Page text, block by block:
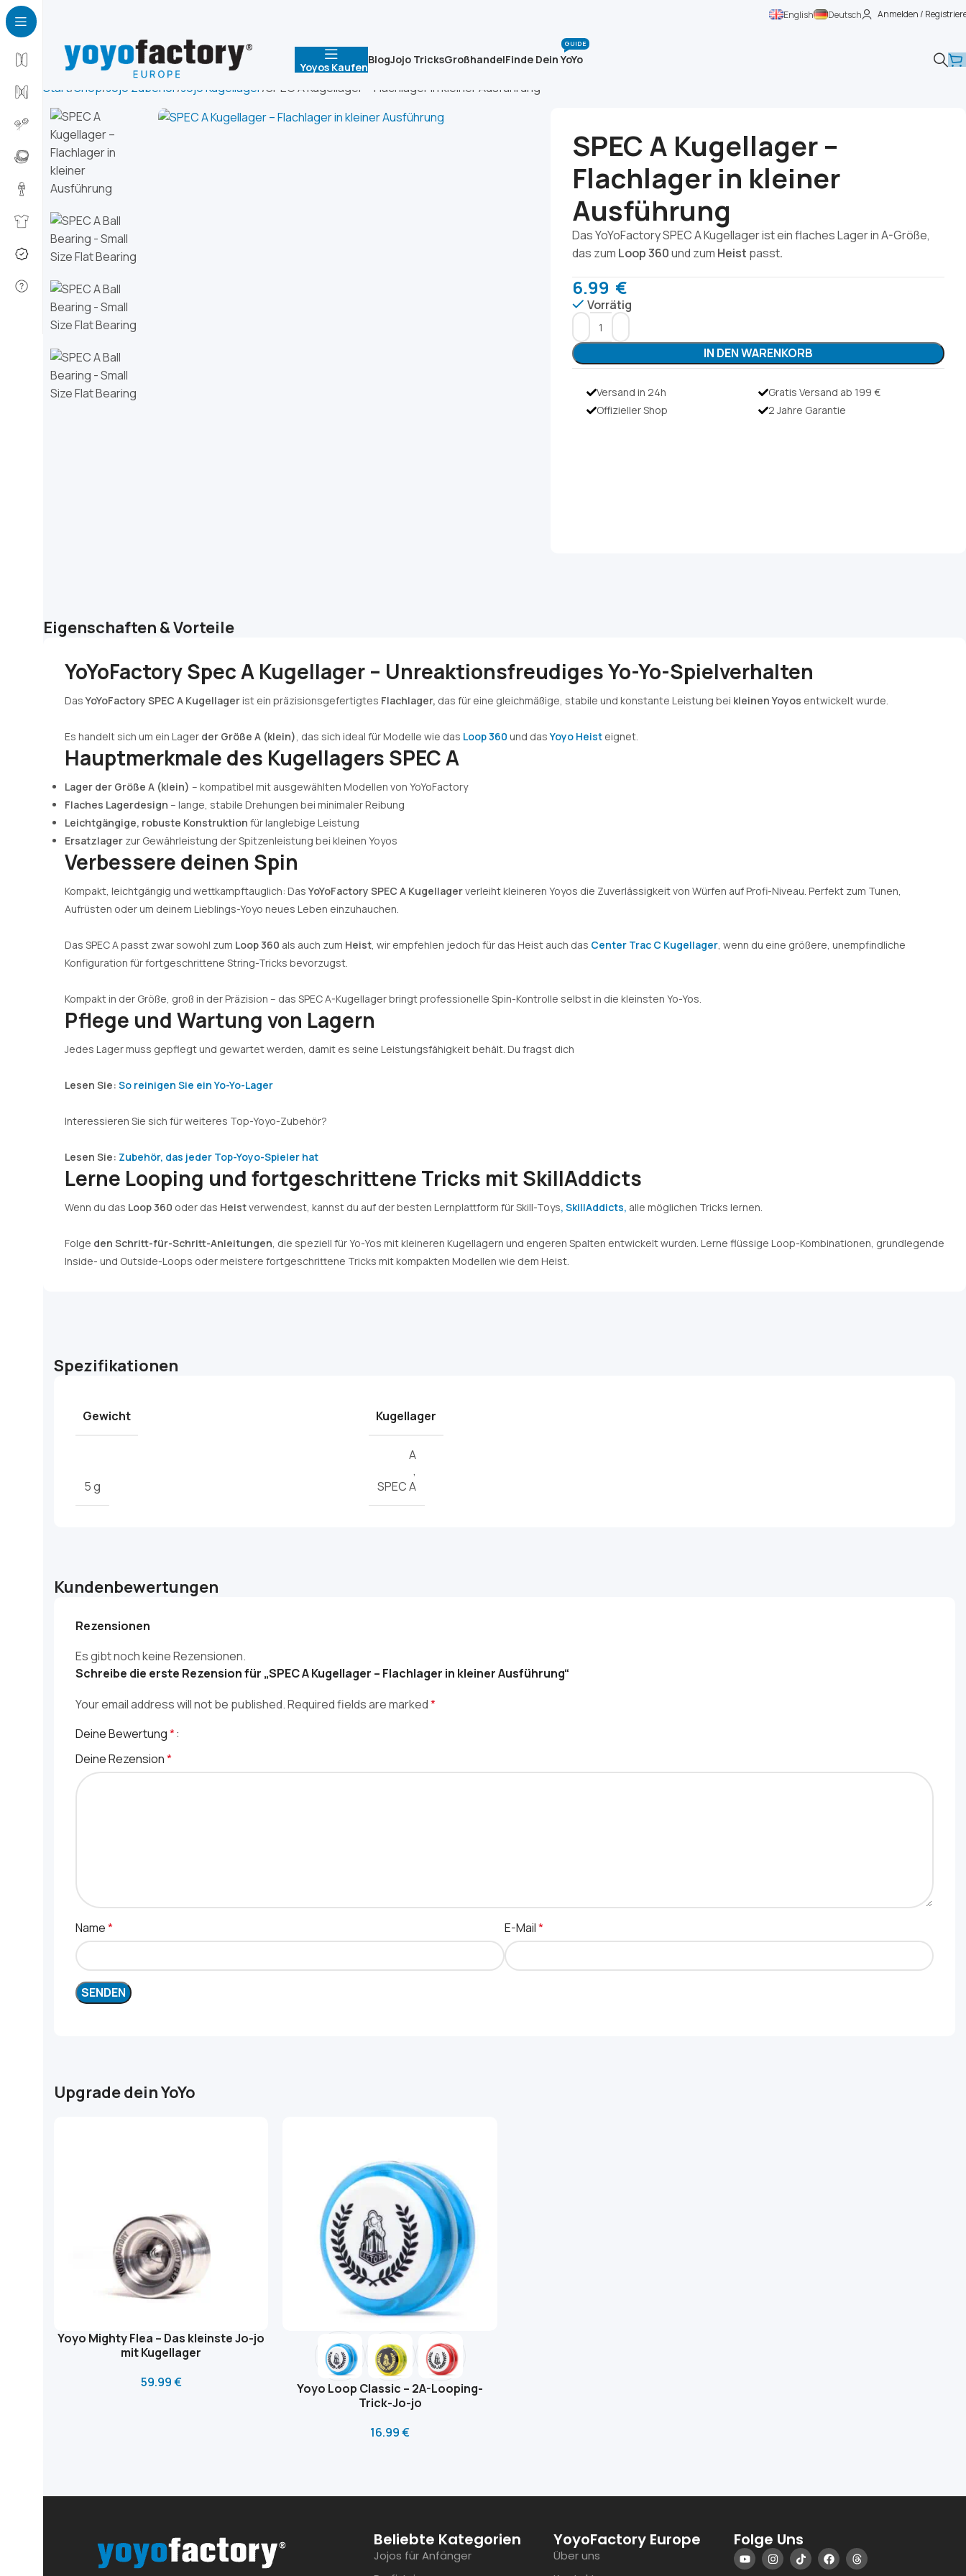
English Deutsch Anmelden /
Yoyos Kaufen
BlogJojo TricksGroßhandelFinde Dein YoYo
GUIDE
Start Shop Jojo Zubehör Jojo Kugellager SPEC A Kugellager – Flachlager in kleiner Ausführung
SPEC A Kugellager –
Flachlager in kleiner
Ausführung
Das YoYoFactory SPEC A Kugellager ist ein flaches Lager in A-Größe,
das zum Loop 360und zum Heist passt.
Vorrätig
IN DEN WARENKORB
6.99 €
Versand in 24h
Offizieller Shop
Gratis Versand ab 199 €
2 Jahre Garantie
Eigenschaften & Vorteile
YoYoFactory Spec A Kugellager – Unreaktionsfreudiges Yo-Yo-Spielverhalten
DasYoYoFactory SPEC A Kugellagerist ein präzisionsgefertigtes Flachlager, das für eine gleichmäßige, stabile und konstante Leistung bei kleinen Yoyos entwickelt wurde.
Es handelt sich um ein Lager der Größe A (klein), das sich ideal für Modelle wie das Loop 360 und dasYoyo Heist eignet.
Hauptmerkmale des Kugellagers SPEC A
Lager der Größe A (klein) – kompatibel mit ausgewählten Modellen von YoYoFactory
Flaches Lagerdesign – lange, stabile Drehungen bei minimaler Reibung
Leichtgängige, robuste Konstruktion für langlebige Leistung
Ersatzlager zur Gewährleistung der Spitzenleistung bei kleinen Yoyos
Verbessere deinen Spin
Kompakt, leichtgängig und wettkampftauglich: DasYoYoFactory SPEC A Kugellagerverleiht kleineren Yoyos die Zuverlässigkeit von Würfen auf Profi-Niveau. Perfekt zum Tunen,
Aufrüsten oder um deinem Lieblings-Yoyo neues Leben einzuhauchen.
Das SPEC A passt zwar sowohl zum Loop 360 als auch zum Heist, wir empfehlen jedoch für das Heist auch das Center Trac C Kugellager, wenn du eine größere, unempfindliche
Konfiguration für fortgeschrittene String-Tricks bevorzugst.
Kompakt in der Größe, groß in der Präzision – das SPEC A-Kugellager bringt professionelle Spin-Kontrolle selbst in die kleinsten Yo-Yos.
Pflege und Wartung von Lagern
Jedes Lager muss gepflegt und gewartet werden, damit es seine Leistungsfähigkeit behält. Du fragst dich
Lesen Sie: So reinigen Sie ein Yo-Yo-Lager
Interessieren Sie sich für weiteres Top-Yoyo-Zubehör?
Lesen Sie: Zubehör, das jeder Top-Yoyo-Spieler hat
Lerne Looping und fortgeschrittene Tricks mit SkillAddicts
Wenn du das Loop 360 oder das Heistverwendest, kannst du auf der besten Lernplattform für Skill-Toys, SkillAddicts, alle möglichen Tricks lernen.
Folge den Schritt-für-Schritt-Anleitungen, die speziell für Yo-Yos mit kleineren Kugellagern und engeren Spalten entwickelt wurden. Lerne flüssige Loop-Kombinationen, grundlegende
Inside- und Outside-Loops oder meistere fortgeschrittene Tricks mit kompakten Modellen wie dem Heist.
Spezifikationen
Gewicht
5 g
Kugellager
A
,
SPEC A
Kundenbewertungen
Rezensionen
Es gibt noch keine Rezensionen.
Schreibe die erste Rezension für „SPEC A Kugellager – Flachlager in kleiner Ausführung“
Your email address will not be published.Required fields are marked*
Deine Bewertung*
Deine Rezension*
Name* E-Mail*
Upgrade dein YoYo
Yoyo Mighty Flea – Das kleinste Jo-jo
mit Kugellager
59.99€
Yoyo Loop Classic – 2A-Looping-
Trick-Jo-jo
16.99€
Beliebte Kategorien
Jojos für Anfänger
YoyoFactory Europe
Über uns
Folge Uns